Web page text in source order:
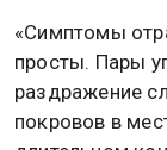
«Симптомы
просты. Пары
раздражение
покровов в